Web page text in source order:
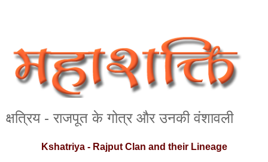
क्षत्रिय - राजपूत के गोत्र और उनकी वंशावली
Kshatriya - Rajput Clan and their Lineage